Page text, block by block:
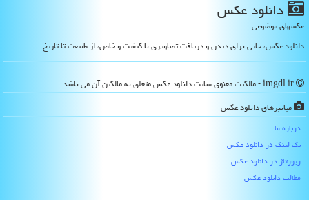
دانلود عكس
عکسهای موضوعی
دانلود عکس، جایی برای دیدن و دریافت تصاویری با کیفیت و خاص، از طبیعت تا تاریخ
میانبرهای دانلود عكس
درباره ما
بک لینک در دانلود عكس
رپورتاژ در دانلود عكس
مطالب دانلود عكس